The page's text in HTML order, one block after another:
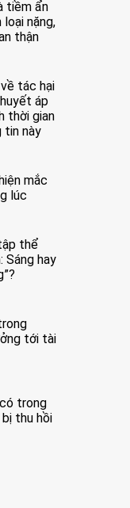
cảnh
Việt
đang
“hại
tiềm ẩn
nặng,
thận
cá
kim
tác hại
áp
thời gian
tin này
cảnh
Bạn
mắc
lúc
ông
phát
thể
hay
điểm
tốt
cho
tới tài
loại
cây
đừng
trong
thu hồi